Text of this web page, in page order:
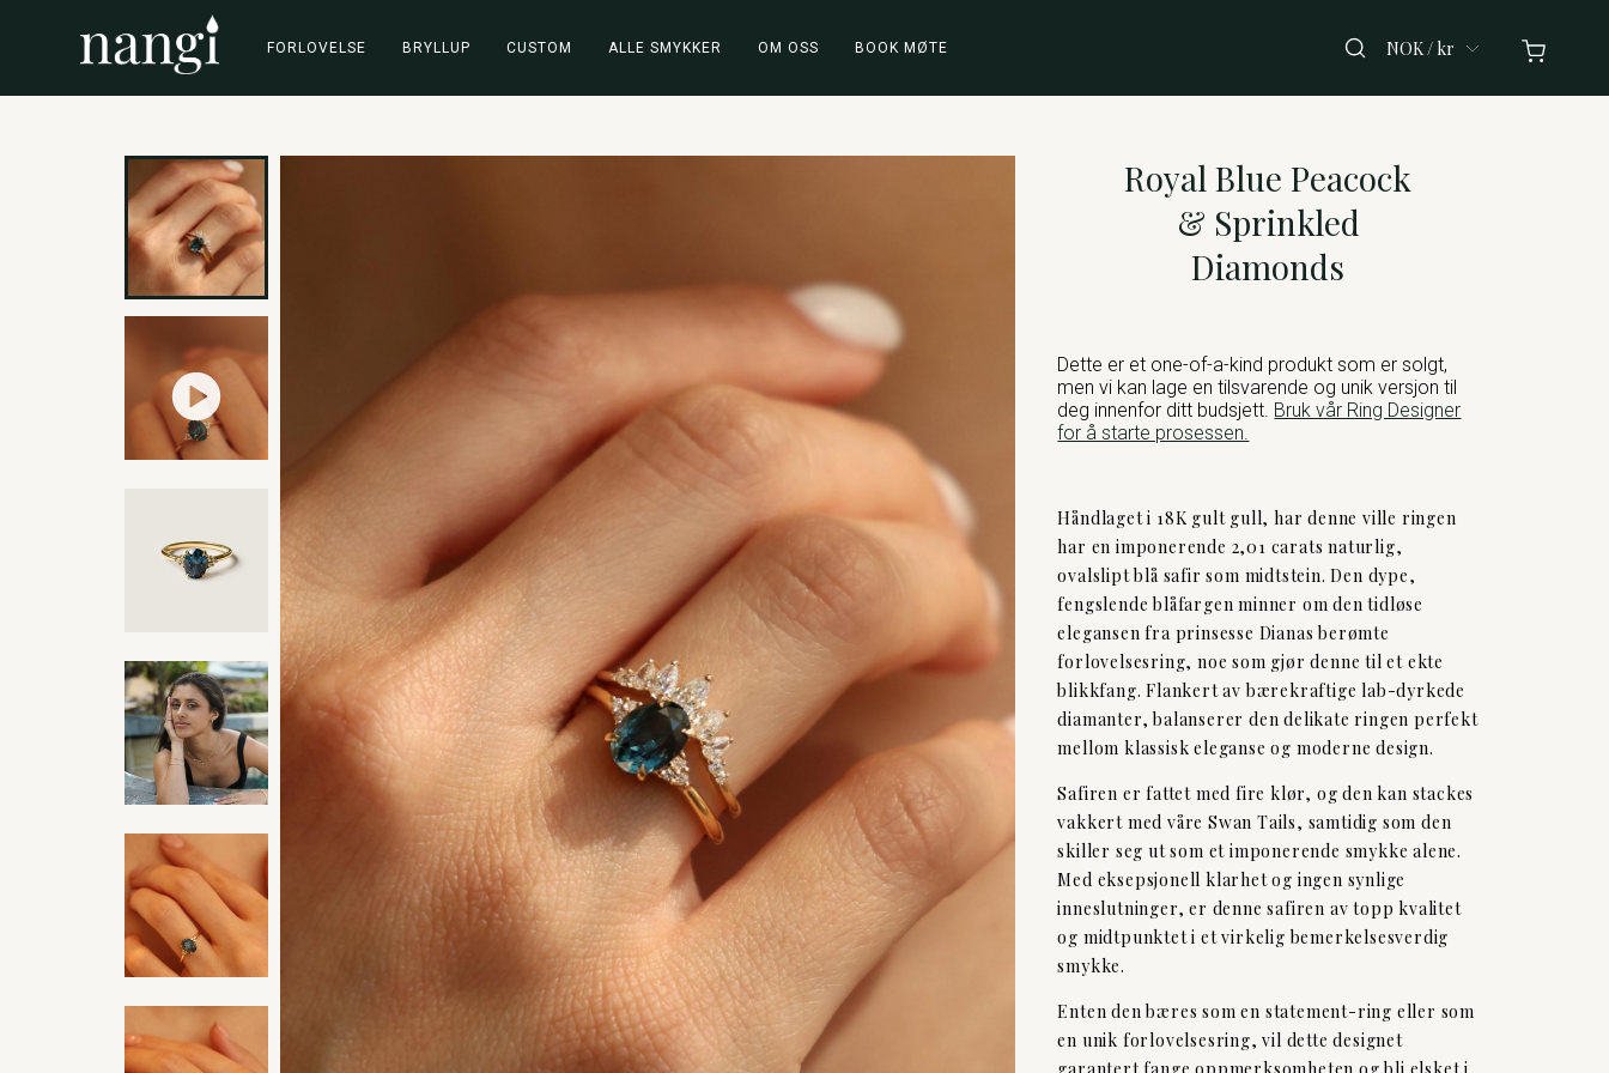
FORLOVELSE BRYLLUP CUSTOM ALLE SMYKKER OM OSS BOOK MØTE NOK / kr
Royal Blue Peacock
& Sprinkled
Diamonds
Dette er et one-of-a-kind produkt som er solgt,
men vi kan lage en tilsvarende og unik versjon til
deg innenfor ditt budsjett. Bruk vår Ring Designer
for å starte prosessen.
Håndlaget i 18K gult gull, har denne ville ringen
har en imponerende 2,01 carats naturlig,
ovalslipt blå safir som midtstein. Den dype,
fengslende blåfargen minner om den tidløse
elegansen fra prinsesse Dianas berømte
forlovelsesring, noe som gjør denne til et ekte
blikkfang. Flankert av bærekraftige lab-dyrkede
diamanter, balanserer den delikate ringen perfekt
mellom klassisk eleganse og moderne design.
Safiren er fattet med fire klør, og den kan stackes
vakkert med våre Swan Tails, samtidig som den
skiller seg ut som et imponerende smykke alene.
Med eksepsjonell klarhet og ingen synlige
inneslutninger, er denne safiren av topp kvalitet
og midtpunktet i et virkelig bemerkelsesverdig
smykke.
Enten den bæres som en statement-ring eller som
en unik forlovelsesring, vil dette designet